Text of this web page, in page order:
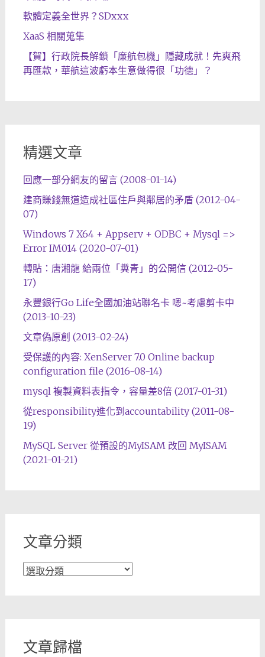
軟體定義全世界？SDxxx
XaaS 相關蒐集
【賀】行政院長解鎖「廉航包機」隱藏成就！先爽飛
再匯款，華航這波虧本生意做得很「功德」？
精選文章
回應一部分網友的留言 (2008-01-14)
建商賺錢無道造成社區住戶與鄰居的矛盾 (2012-04-
07)
Windows 7 X64 + Appserv + ODBC + Mysql =>
Error IM014 (2020-07-01)
轉貼：唐湘龍 給兩位「糞青」的公開信 (2012-05-
17)
永豐銀行Go Life全國加油站聯名卡 嗯~考慮剪卡中
(2013-10-23)
文章偽原創 (2013-02-24)
受保護的內容: XenServer 7.0 Online backup
configuration file (2016-08-14)
mysql 複製資料表指令，容量差8倍 (2017-01-31)
從responsibility進化到accountability (2011-08-
19)
MySQL Server 從預設的MyISAM 改回 MyISAM
(2021-01-21)
文章分類
文
文章歸檔